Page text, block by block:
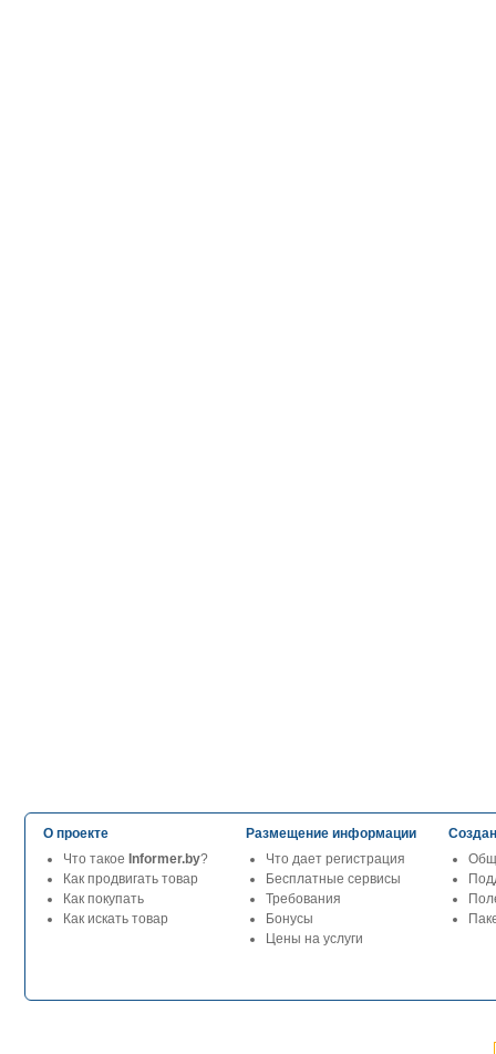
О проекте
Что такое Informer.by?
Как продвигать товар
Как покупать
Как искать товар
Размещение информации
Что дает регистрация
Бесплатные сервисы
Требования
Бонусы
Цены на услуги